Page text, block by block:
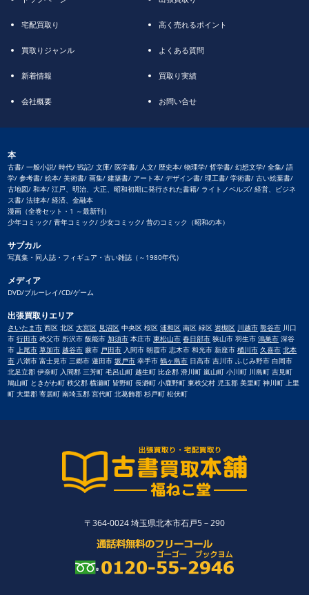
宅配買取り 高く売れるポイント
買取りジャンル よくある質問
新着情報 買取り実績
会社概要 お問い合せ
本
古書/ 一般小説/ 時代/ 戦記/ 文庫/ 医学書/ 人文/ 歴史本/ 物理学/ 哲学書/ 幻想文学/ 全集/ 語
学/ 参考書/ 絵本/ 美術書/ 画集/ 建築書/ アート本/ デザイン書/ 理工書/ 学術書/ 古い絵葉書/
古地図/ 和本/ 江戸、明治、大正、昭和初期に発行された書籍/ ライトノベルズ/ 経営、ビジネ
ス書/ 法律本/ 経済、金融本
漫画（全巻セット・1 ～最新刊）
少年コミック/ 青年コミック/ 少女コミック/ 昔のコミック（昭和の本）
サブカル
写真集・同人誌・フィギュア・古い雑誌（～1980年代）
メディア
DVD/ブルーレイ/CD/ゲーム
出張買取りエリア
さいたま市 西区 北区大宮区 見沼区 中央区 桜区浦和区 南区 緑区岩槻区 川越市 熊谷市 川口
市行田市 秩父市 所沢市 飯能市加須市 本庄市東松山市 春日部市 狭山市 羽生市鴻巣市 深谷
市上尾市 草加市 越谷市 蕨市 戸田市 入間市 朝霞市 志木市 和光市 新座市桶川市 久喜市 北本
市 八潮市 富士見市 三郷市 蓮田市坂戸市 幸手市鶴ヶ島市 日高市 吉川市 ふじみ野市 白岡市
北足立郡 伊奈町 入間郡 三芳町 毛呂山町 越生町 比企郡 滑川町 嵐山町 小川町 川島町 吉見町
鳩山町 ときがわ町 秩父郡 横瀬町 皆野町 長瀞町 小鹿野町 東秩父村 児玉郡 美里町 神川町 上里
町 大里郡 寄居町 南埼玉郡 宮代町 北葛飾郡 杉戸町 松伏町
〒364-0024 埼玉県北本市石戸5－290